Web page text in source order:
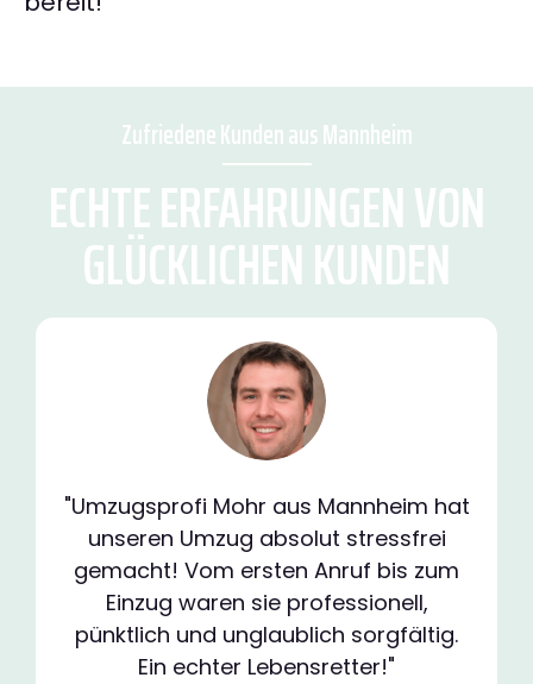
Zufriedene Kunden aus Mannheim
ECHTE ERFAHRUNGEN VON
GLÜCKLICHEN KUNDEN
"Umzugsprofi Mohr aus Mannheim hat
unseren Umzug absolut stressfrei
gemacht! Vom ersten Anruf bis zum
Einzug waren sie professionell,
pünktlich und unglaublich sorgfältig.
Ein echter Lebensretter!"